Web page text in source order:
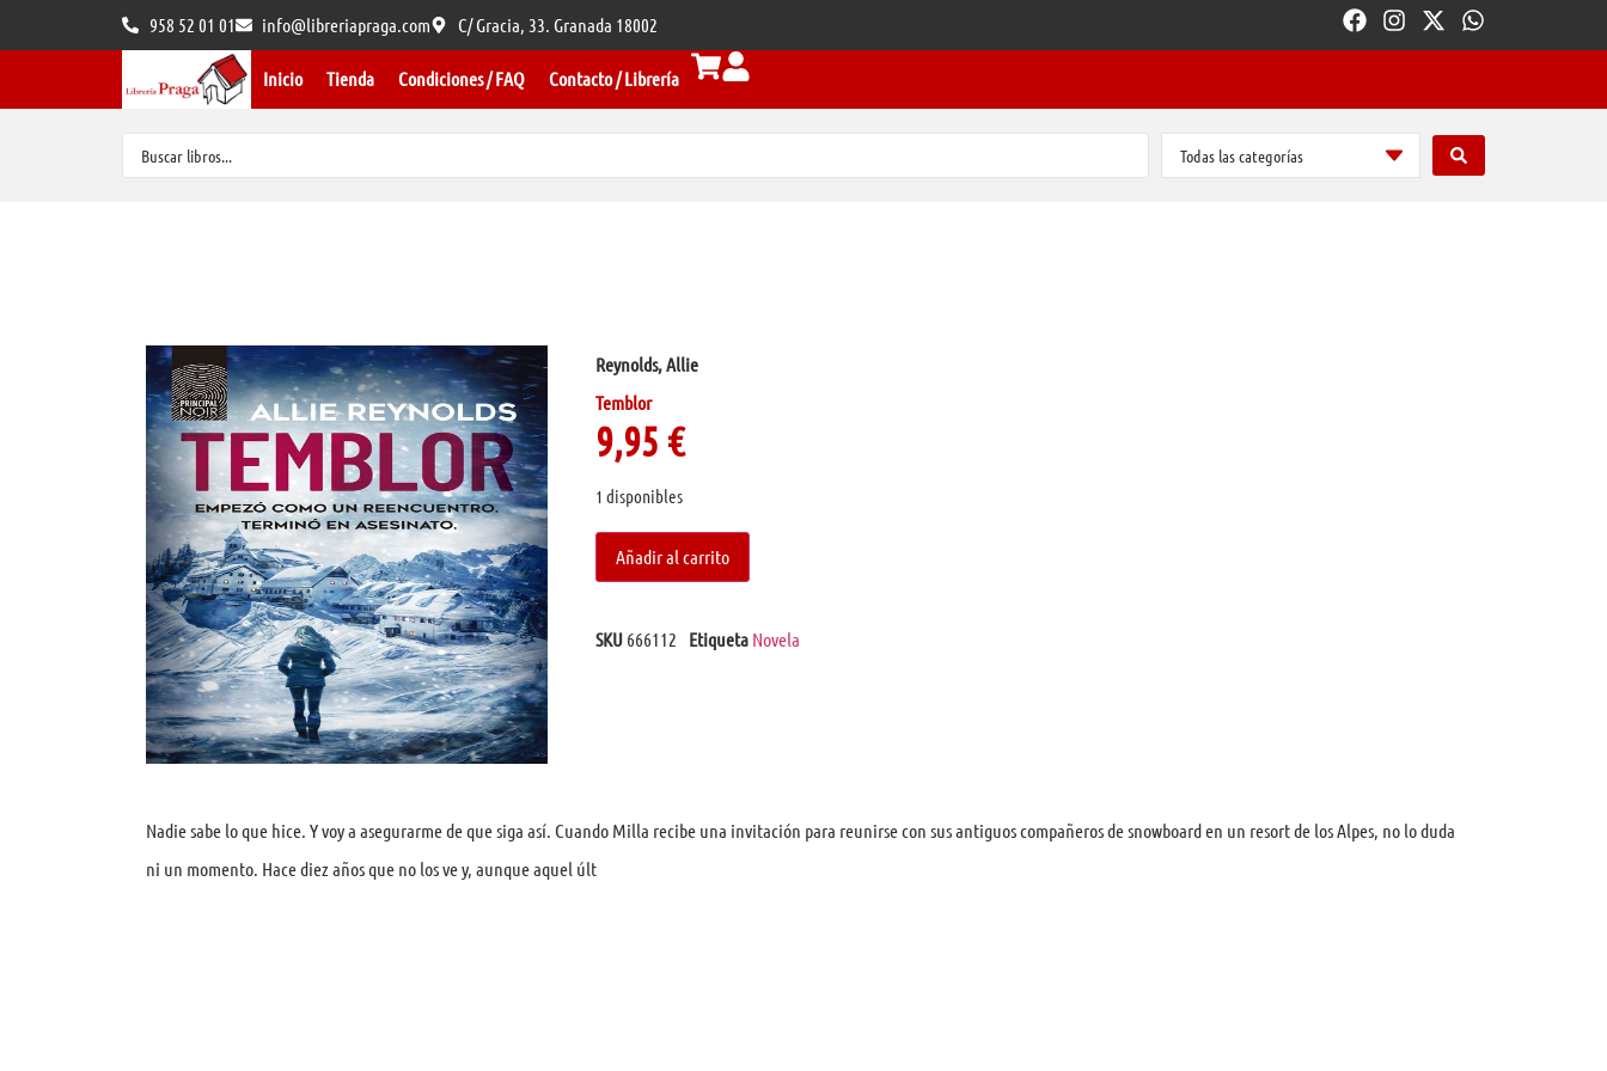
958 52 01 01 info@libreriapraga.com C/ Gracia, 33. Granada 18002
Inicio Tienda Condiciones / FAQ Contacto / Librería
Todas las categorías
Reynolds, Allie
Temblor
9,95 €
1 disponibles
Añadir al carrito
SKU 666112 Etiqueta Novela
Nadie sabe lo que hice. Y voy a asegurarme de que siga así. Cuando Milla recibe una invitación para reunirse con sus antiguos compañeros de snowboard en un resort de los Alpes, no lo duda
ni un momento. Hace diez años que no los ve y, aunque aquel últ